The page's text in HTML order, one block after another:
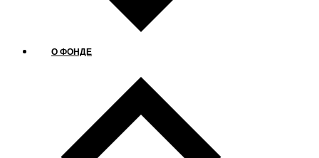
О ФОНДЕ